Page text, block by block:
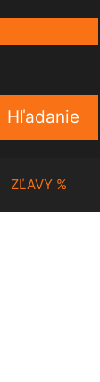
Hľadanie
ZĽAVY %